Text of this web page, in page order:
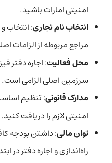
امنیتی امارات باشید.
انتخاب نام تجاری: انتخاب
مراجع مربوطه از الزامات
محل فعالیت: اجاره دفتر
سرزمین اصلی الزامی است.
مدارک قانونی: تنظیم
امنیتی لازم را دریافت کنید.
توان مالی: داشتن بودجه
راه‌اندازی و اجاره دفتر در